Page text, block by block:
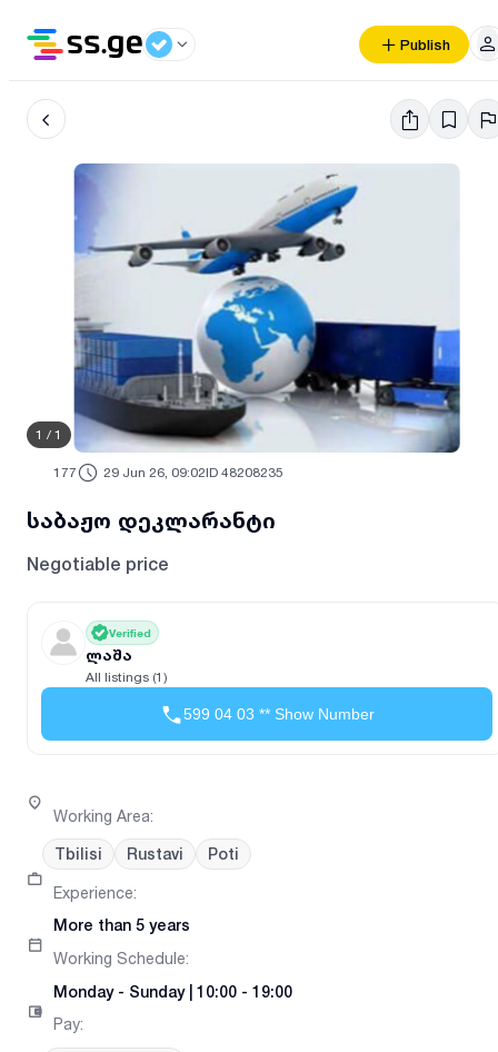
Publish
1 / 1
177 29 Jun 26, 09:02ID 48208235
საბაჟო დეკლარანტი
Negotiable price
Verified
ლაშა
All listings (1)
599 04 03 ** Show Number
Working Area:
Tbilisi Rustavi Poti
Experience:
More than 5 years
Working Schedule:
Monday- Sunday| 10:00 - 19:00
Pay: